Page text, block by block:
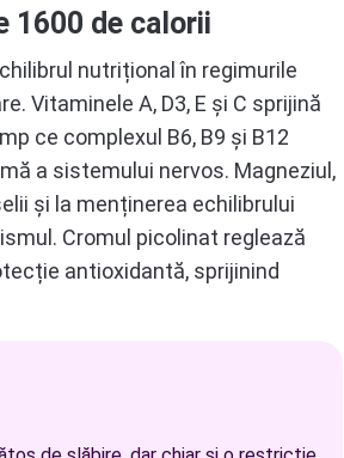
1600 de calorii
nutrițional în regimurile
Vitaminele A, D3, E și C sprijină
ce complexul B6, B9 și B12
a sistemului nervos. Magneziul,
și la menținerea echilibrului
Cromul picolinat reglează
antioxidantă, sprijinind